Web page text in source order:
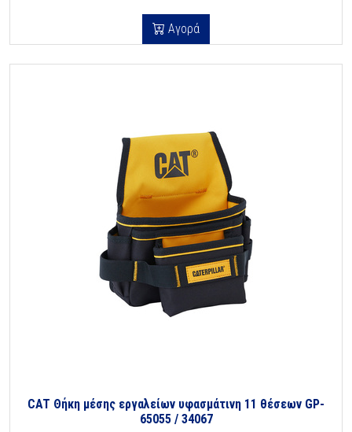
Αγορά
CAT Θήκη μέσης εργαλείων υφασμάτινη 11 θέσεων GP-
65055 / 34067